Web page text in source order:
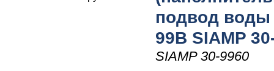
подвод воды
99B SIAMP
SIAMP 30-9960